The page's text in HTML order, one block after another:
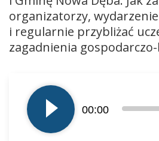
organizatorzy,
i regularnie przybliżać
zagadnienia
plików
dźwiękowych
00:00